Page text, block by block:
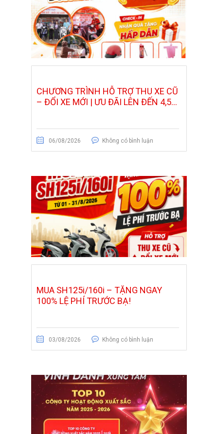
CHƯƠNG TRÌNH HỖ TRỢ THU XE CŨ
– ĐỔI XE MỚI | ƯU ĐÃI LÊN ĐẾN 4,5...
06/08/2026 Không có bình luận
MUA SH125i/160i – TẶNG NGAY
100% LỆ PHÍ TRƯỚC BẠ!
03/08/2026 Không có bình luận